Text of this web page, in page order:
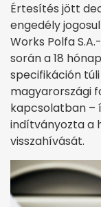
Értesítés jött
engedély
Works Polfa
során a 18
specifikáción
magyarországi
kapcsolatban –
indítványozta a
visszahívását.